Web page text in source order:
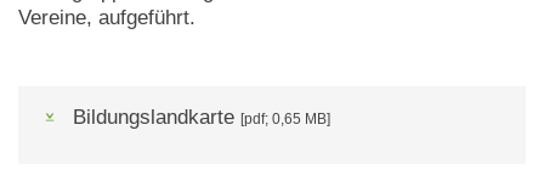
Vereine, aufgeführt.
Bildungslandkarte [pdf; 0,65 MB]